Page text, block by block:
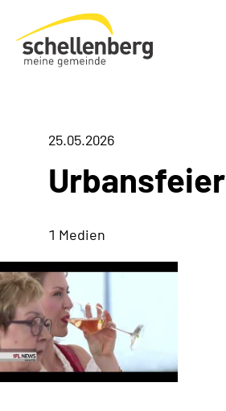
Gemeinde Schellenberg Startseite
25.05.2026
Urbansfeier
1 Medien